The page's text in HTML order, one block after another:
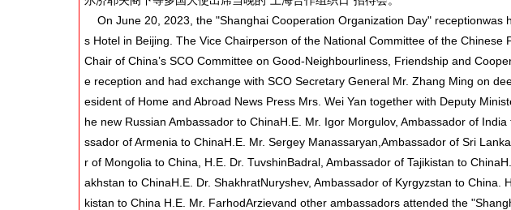
On June 20, 2023, the "Shanghai Cooperation Organization Day" receptionwas
s Hotel in Beijing. The Vice Chairperson of the National Committee of the Chinese
Chair of China’s SCO Committee on Good-Neighbourliness, Friendship and
e reception and had exchange with SCO Secretary General Mr. Zhang Ming on
esident of Home and Abroad News Press Mrs. Wei Yan together with Deputy
he new Russian Ambassador to ChinaH.E. Mr. Igor Morgulov, Ambassador of
ssador of Armenia to ChinaH.E. Mr. Sergey Manassaryan,Ambassador of Sri
r of Mongolia to China, H.E. Dr. TuvshinBadral, Ambassador of Tajikistan to
akhstan to ChinaH.E. Dr. ShakhratNuryshev, Ambassador of Kyrgyzstan to China.
kistan to China H.E. Mr. FarhodArzievand other ambassadors attended the